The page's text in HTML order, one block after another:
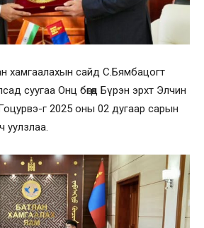
хамгаалахын сайд С.Бямбацогт
суугаа Онц бөгөөд Бүрэн эрхт Элчин
г 2025 оны 02 дугаар сарын
уулзлаа.